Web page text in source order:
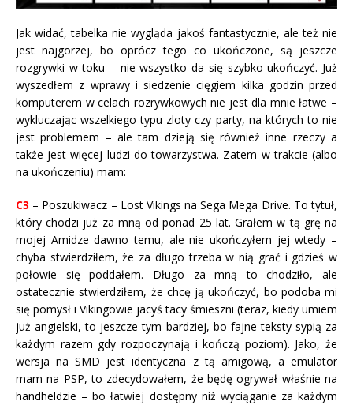
Jak widać, tabelka nie wygląda jakoś fantastycznie, ale też nie
jest najgorzej, bo oprócz tego co ukończone, są jeszcze
rozgrywki w toku – nie wszystko da się szybko ukończyć. Już
wyszedłem z wprawy i siedzenie cięgiem kilka godzin przed
komputerem w celach rozrywkowych nie jest dla mnie łatwe –
wykluczając wszelkiego typu zloty czy party, na których to nie
jest problemem – ale tam dzieją się również inne rzeczy a
także jest więcej ludzi do towarzystwa. Zatem w trakcie (albo
na ukończeniu) mam:
C3 – Poszukiwacz – Lost Vikings na Sega Mega Drive. To tytuł,
który chodzi już za mną od ponad 25 lat. Grałem w tą grę na
mojej Amidze dawno temu, ale nie ukończyłem jej wtedy –
chyba stwierdziłem, że za długo trzeba w nią grać i gdzieś w
połowie się poddałem. Długo za mną to chodziło, ale
ostatecznie stwierdziłem, że chcę ją ukończyć, bo podoba mi
się pomysł i Vikingowie jacyś tacy śmieszni (teraz, kiedy umiem
już angielski, to jeszcze tym bardziej, bo fajne teksty sypią za
każdym razem gdy rozpoczynają i kończą poziom). Jako, że
wersja na SMD jest identyczna z tą amigową, a emulator
mam na PSP, to zdecydowałem, że będę ogrywał właśnie na
handheldzie – bo łatwiej dostępny niż wyciąganie za każdym